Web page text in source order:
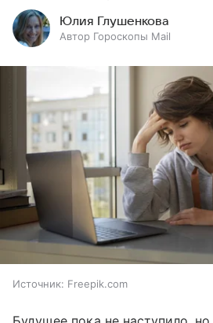
Юлия Глушенкова
Автор Гороскопы Mail
Источник: Freepik.com